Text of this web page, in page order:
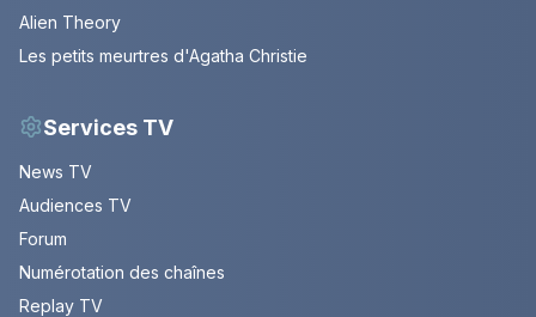
Alien Theory
Les petits meurtres d'Agatha Christie
Services TV
News TV
Audiences TV
Forum
Numérotation des chaînes
Replay TV